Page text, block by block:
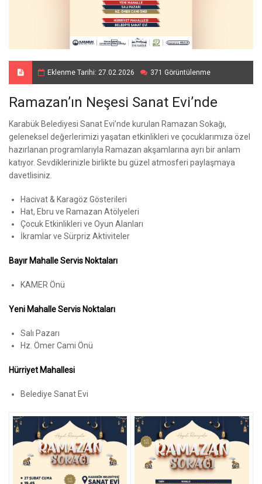
Eklenme Tarihi: 27.02.2026 371 Görüntülenme
Ramazan’ın Neşesi Sanat Evi’nde
Karabük Belediyesi Sanat Evi’nde kurulan Ramazan Sokağı,
geleneksel değerlerimizi yaşatan etkinlikleri ve çocuklarımıza özel
hazırlanan programlarıyla Ramazan akşamlarına ayrı bir anlam
katıyor. Sevdiklerinizle birlikte bu güzel atmosferi paylaşmaya
davetlisiniz.
Hacivat & Karagöz Gösterileri
Hat, Ebru ve Ramazan Atölyeleri
Çocuk Etkinlikleri ve Oyun Alanları
İkramlar ve Sürpriz Aktiviteler
Bayır Mahalle Servis Noktaları
KAMER Önü
Yeni Mahalle Servis Noktaları
Salı Pazarı
Hz. Ömer Cami Önü
Hürriyet Mahallesi
Belediye Sanat Evi